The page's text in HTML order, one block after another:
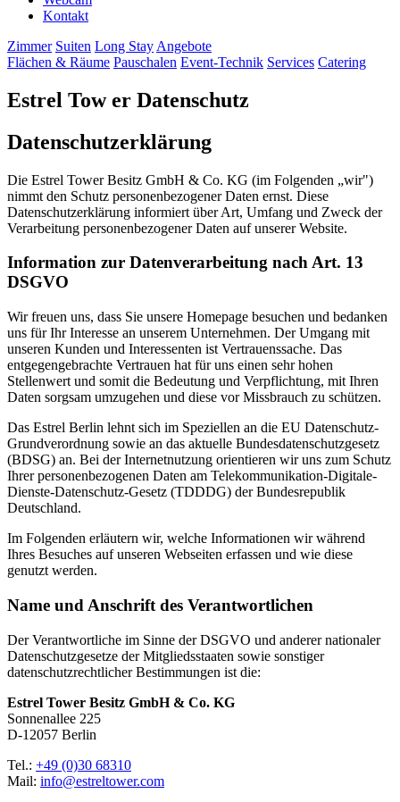
Kontakt
Zimmer Suiten Long Stay Angebote
Flächen & Räume Pauschalen Event-Technik Services Catering
Estrel Tow er Datenschutz
Datenschutzerklärung
Die Estrel Tower Besitz GmbH & Co. KG (im Folgenden „wir")
nimmt den Schutz personenbezogener Daten ernst. Diese
Datenschutzerklärung informiert über Art, Umfang und Zweck der
Verarbeitung personenbezogener Daten auf unserer Website.
Information zur Datenverarbeitung nach Art. 13
DSGVO
Wir freuen uns, dass Sie unsere Homepage besuchen und bedanken
uns für Ihr Interesse an unserem Unternehmen. Der Umgang mit
unseren Kunden und Interessenten ist Vertrauenssache. Das
entgegengebrachte Vertrauen hat für uns einen sehr hohen
Stellenwert und somit die Bedeutung und Verpflichtung, mit Ihren
Daten sorgsam umzugehen und diese vor Missbrauch zu schützen.
Das Estrel Berlin lehnt sich im Speziellen an die EU Datenschutz-
Grundverordnung sowie an das aktuelle Bundesdatenschutzgesetz
(BDSG) an. Bei der Internetnutzung orientieren wir uns zum Schutz
Ihrer personenbezogenen Daten am Telekommunikation-Digitale-
Dienste-Datenschutz-Gesetz (TDDDG) der Bundesrepublik
Deutschland.
Im Folgenden erläutern wir, welche Informationen wir während
Ihres Besuches auf unseren Webseiten erfassen und wie diese
genutzt werden.
Name und Anschrift des Verantwortlichen
Der Verantwortliche im Sinne der DSGVO und anderer nationaler
Datenschutzgesetze der Mitgliedsstaaten sowie sonstiger
datenschutzrechtlicher Bestimmungen ist die:
Estrel Tower Besitz GmbH & Co. KG
Sonnenallee 225
D-12057 Berlin
Tel.: +49 (0)30 68310
Mail: info@estreltower.com